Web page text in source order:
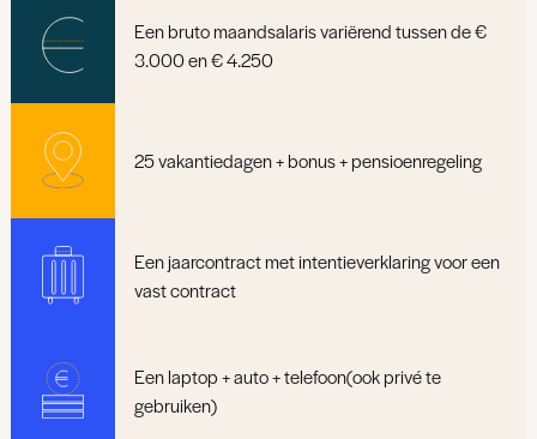
Een bruto maandsalaris variërend tussen de €
3.000 en € 4.250
25 vakantiedagen + bonus + pensioenregeling
Een jaarcontract met intentieverklaring voor een
vast contract
Een laptop + auto + telefoon(ook privé te
gebruiken)